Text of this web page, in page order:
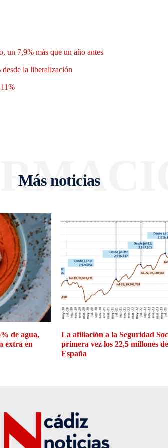
un 7,9% más que un año antes
la liberalización
Más noticias
de agua,
extra en
La afiliación a la Seguridad
primera vez los 22,5 millones
España